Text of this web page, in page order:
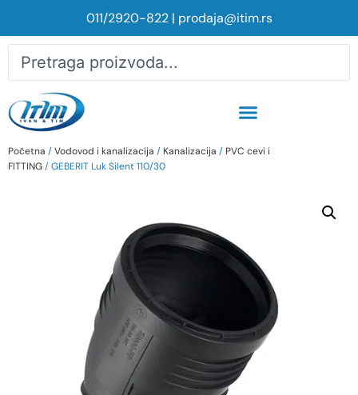
011/2920-822| prodaja@itim.rs
Početna /Vodovod i kanalizacija / Kanalizacija / PVC cevi i
FITTING/ GEBERIT Luk Silent 110/30